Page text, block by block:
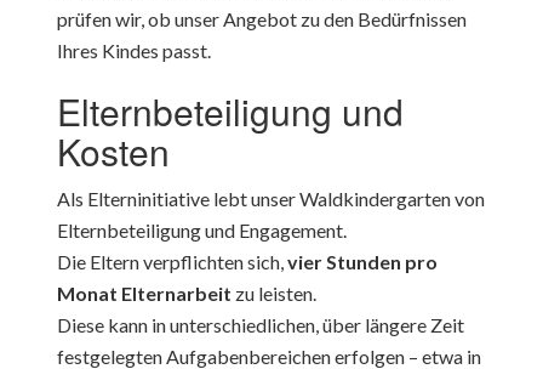
prüfen wir, ob unser Angebot zu den Bedürfnissen
Ihres Kindes passt.
Elternbeteiligung und
Kosten
Als Elterninitiative lebt unser Waldkindergarten von
Elternbeteiligung und Engagement.
Die Eltern verpflichten sich,vier Stunden pro
Monat Elternarbeit zu leisten.
Diese kann in unterschiedlichen, über längere Zeit
festgelegten Aufgabenbereichen erfolgen – etwa in